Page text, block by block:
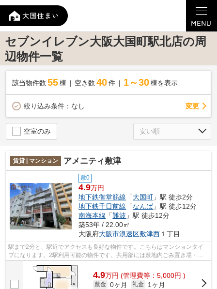
セブンイレブン大阪大国町駅北店の周
辺物件一覧
該当物件数 55棟 空き数 40 件 1～30 棟を表示
絞り込み条件： なし 変更
空室のみ
賃貸 | マンション アメニティ敷津
敷0
4.9万円
地下鉄御堂筋線 「大国町 」駅 徒歩2分
地下鉄千日前線 「なんば」駅 徒歩12分
南海本線 「難波 」駅 徒歩12分
築53年 / 22.00㎡
大阪府大阪市浪速区敷津西１丁目
駅まで2分と、駅近でアクセスも良好な物件です。こちらはマンションタイ
プになります。2駅利用可能の物件です。共用部には敷地内ごみ置き場・エ
レベータなどが備わっておりとても充実...
4.9万円 (管理費等：5,000円 )
敷金 0ヶ月 礼金
1ヶ月